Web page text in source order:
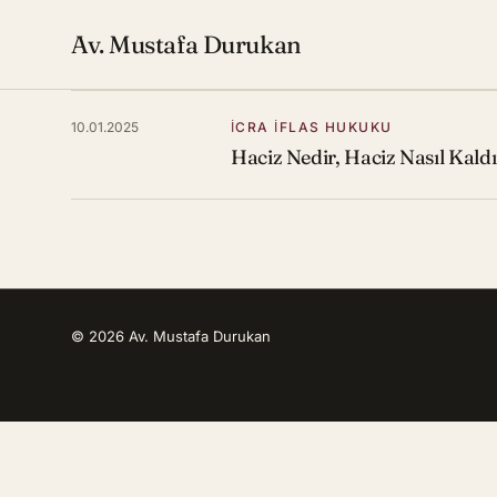
Av. Mustafa Durukan
10.01.2025 İCRA İFLAS HUKUKU
Haciz Nedir, Haciz Nasıl
© 2026 Av. Mustafa Durukan